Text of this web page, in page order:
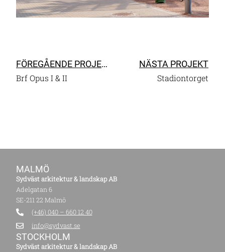
FÖREGÅENDE PROJEKT
Brf Opus I & II
NÄSTA PROJEKT
Stadiontorget
MALMÖ
Sydväst arkitektur & landskap AB
Adelgatan 6
SE-211 22 Malmö
(+46) 040 – 660 12 40
info@sydvast.se
STOCKHOLM
Sydväst arkitektur & landskap AB